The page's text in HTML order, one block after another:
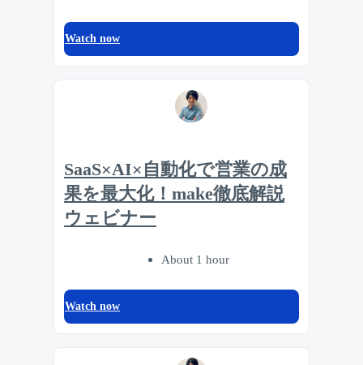
Watch now
SaaS×AI×自動化で営業の成
果を最大化！make徹底解説
ウェビナー
About 1 hour
Watch now